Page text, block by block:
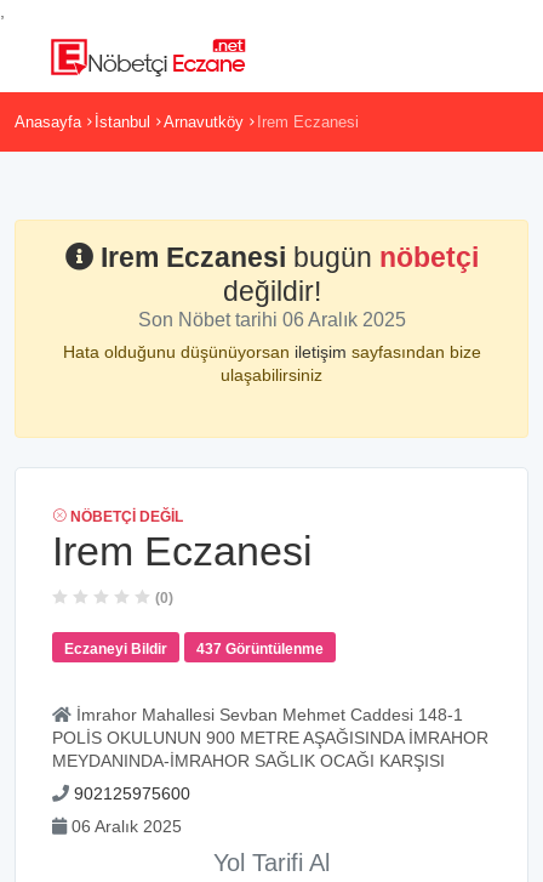
Anasayfa İstanbul Arnavutköy Irem Eczanesi
Irem Eczanesi bugün nöbetçi
değildir!
Son Nöbet tarihi 06 Aralık 2025
Hata olduğunu düşünüyorsan iletişim sayfasından bize
ulaşabilirsiniz
NÖBETÇI DEĞIL
Irem Eczanesi
(0)
Eczaneyi Bildir 437 Görüntülenme
İmrahor Mahallesi Sevban Mehmet Caddesi 148-1
POLİS OKULUNUN 900 METRE AŞAĞISINDA İMRAHOR
MEYDANINDA-İMRAHOR SAĞLIK OCAĞI KARŞISI
902125975600
06 Aralık 2025
Yol Tarifi Al